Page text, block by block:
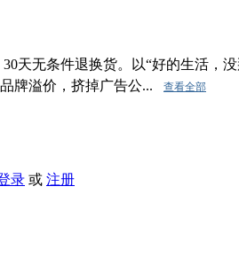
天无条件退换货。以“好的生活，
牌溢价，挤掉广告公...
查看全部
录 或 注册